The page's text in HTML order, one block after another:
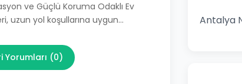
ve Güçlü Koruma Odaklı Ev
uzun yol koşullarına uygun…
Yorumları (0)
Antalya